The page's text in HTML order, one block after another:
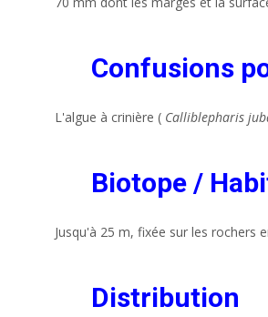
Confusions
L'algue à crinière ( Calliblepharis
Biotope /
Jusqu'à 25 m, fixée sur les rochers
Distribution